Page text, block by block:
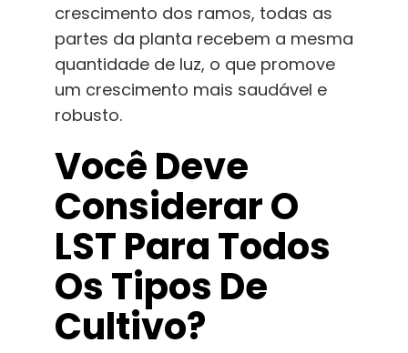
crescimento dos ramos, todas as
partes da planta recebem a mesma
quantidade de luz, o que promove
um crescimento mais saudável e
robusto.
Você Deve
Considerar O
LST Para Todos
Os Tipos De
Cultivo?